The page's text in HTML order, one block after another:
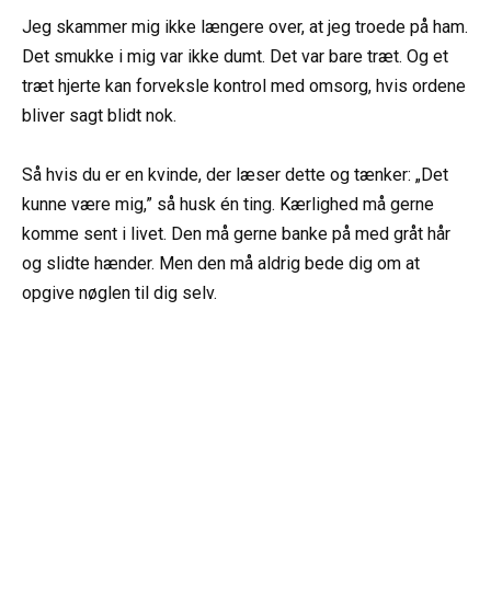
Jeg skammer mig ikke længere over, at jeg troede på ham.
Det smukke i mig var ikke dumt. Det var bare træt. Og et
træt hjerte kan forveksle kontrol med omsorg, hvis ordene
bliver sagt blidt nok.
Så hvis du er en kvinde, der læser dette og tænker: „Det
kunne være mig,” så husk én ting. Kærlighed må gerne
komme sent i livet. Den må gerne banke på med gråt hår
og slidte hænder. Men den må aldrig bede dig om at
opgive nøglen til dig selv.